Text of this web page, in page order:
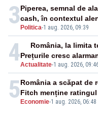
3 Politica-1 aug. 2026, 09:39
Piperea, semnal de
cash, în contextul
4Actualitate-1 aug. 2026,
România, la limita
Prețurile cresc
5 Economie-1 aug. 2026, 06:48
România a scăpat de
Fitch menține